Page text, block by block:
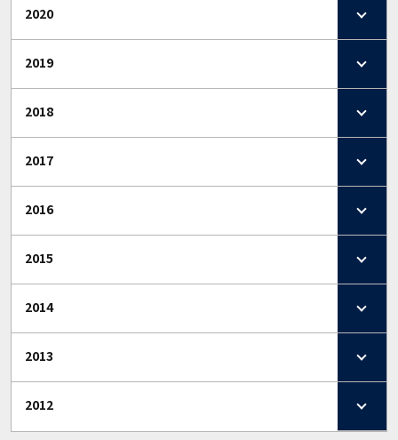
2020
2019
2018
2017
2016
2015
2014
2013
2012